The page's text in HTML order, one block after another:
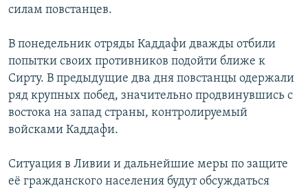
силам повстанцев.
В понедельник отряды Каддафи дважды отбили
попытки своих противников подойти ближе к
Сирту. В предыдущие два дня повстанцы одержали
ряд крупных побед, значительно продвинувшись с
востока на запад страны, контролируемый
войсками Каддафи.
Ситуация в Ливии и дальнейшие меры по защите
её гражданского населения будут обсуждаться